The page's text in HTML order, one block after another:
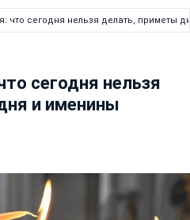
что сегодня нельзя делать, приметы
сегодня нельзя
и именины